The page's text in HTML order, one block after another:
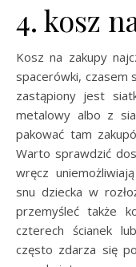
4. kosz
Kosz na zakupy
spacerówki, czasem
zastąpiony jest
metalowy albo z
pakować tam
Warto sprawdzić
wręcz
snu dziecka w
przemyśleć także
czterech ścianek
często zdarza się